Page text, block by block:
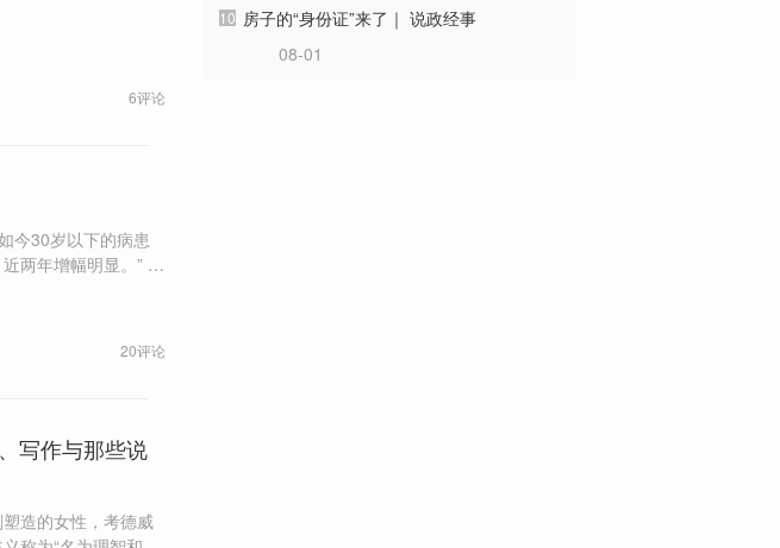
6评论
今30岁以下的病患
年增幅明显。” 据
20评论
写作与那些说
造的女性，考德威
10 房子的“身份证”来了｜ 说政经事
08-01